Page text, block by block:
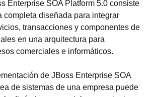
Enterprise SOA Platform 5.0 consiste
completa diseñada para integrar
transacciones y componentes de
en una arquitectura para
comerciales e informáticos.
de JBoss Enterprise SOA
de sistemas de una empresa puede